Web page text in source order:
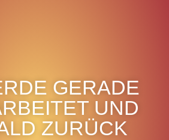
GERADE
UND
ZURÜCK